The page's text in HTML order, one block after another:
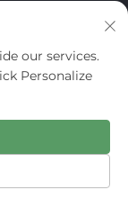
our services.
Personalize